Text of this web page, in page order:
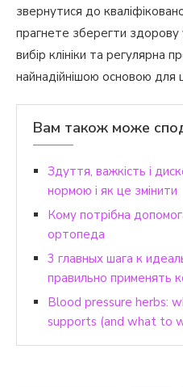
звернутися до
прагнете зберегти здорову
вибір клініки та регулярна
найнадійнішою основою для
Вам також може
Здуття, важкість і
нормою і як це змінити
Кому потрібна
ортопеда
3 главных шага к
правильно применять
Blood pressure herbs:
supports (and what to